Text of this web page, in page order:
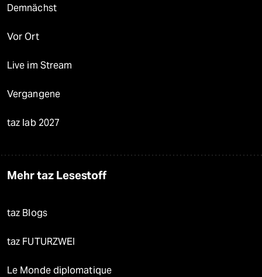
Demnächst
Vor Ort
Live im Stream
Vergangene
taz lab 2027
Mehr taz Lesestoff
taz Blogs
taz FUTURZWEI
Le Monde diplomatique